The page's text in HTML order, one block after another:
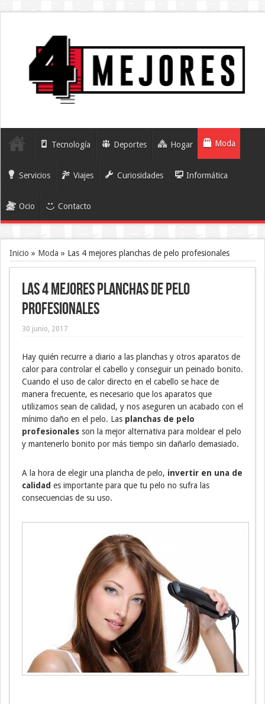
Tecnología Deportes Hogar Moda
Servicios Viajes Curiosidades Informática
Ocio Contacto
Inicio » Moda » Las 4 mejores planchas de pelo profesionales
Las 4 mejores planchas de pelo
profesionales
30 junio, 2017
Hay quién recurre a diario a las planchas y otros aparatos de
calor para controlar el cabello y conseguir un peinado bonito.
Cuando el uso de calor directo en el cabello se hace de
manera frecuente, es necesario que los aparatos que
utilizamos sean de calidad, y nos aseguren un acabado con el
mínimo daño en el pelo. Las planchas de pelo
profesionales son la mejor alternativa para moldear el pelo
y mantenerlo bonito por más tiempo sin dañarlo demasiado.
A la hora de elegir una plancha de pelo, invertir en una de
calidad es importante para que tu pelo no sufra las
consecuencias de su uso.